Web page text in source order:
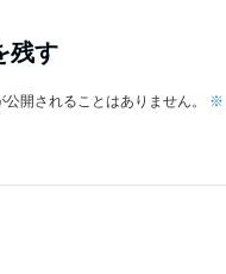
残す
開されることはありません。 ※